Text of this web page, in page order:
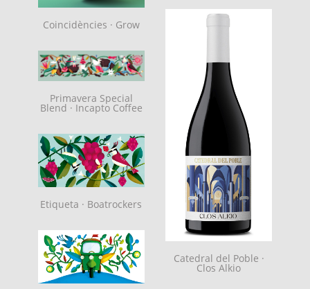
Coincidències · Grow
Catedral del Poble ·
Clos Alkio
Primavera Special
Blend · Incapto Coffee
Etiqueta · Boatrockers